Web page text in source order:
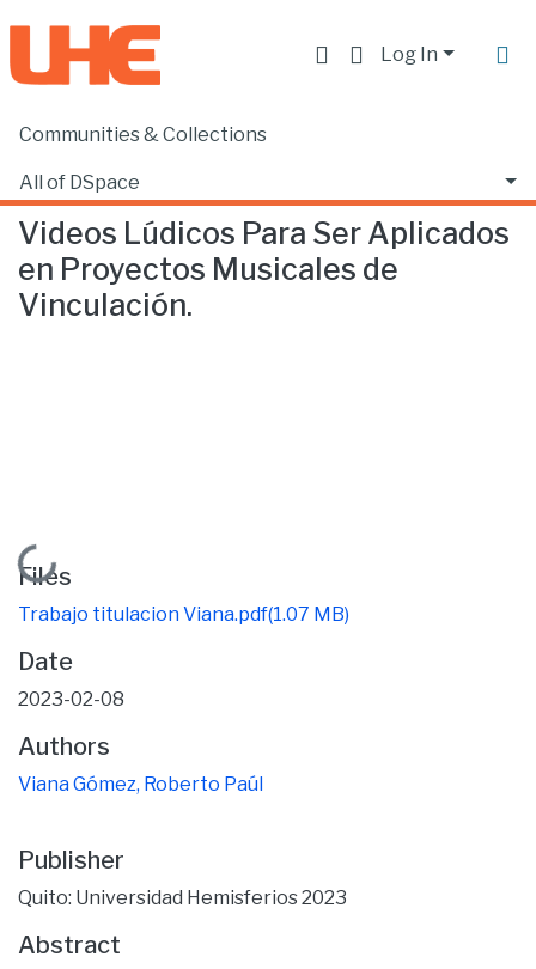
Log In
Communities & Collections
All of DSpace
Statistics
Home Escuela de Música
Videos Lúdicos Para Ser Aplicados
en Proyectos Musicales de
Vinculación.
Loading...
Files
Trabajo titulacion Viana.pdf(1.07 MB)
Date
2023-02-08
Authors
Viana Gómez, Roberto Paúl
Publisher
Quito: Universidad Hemisferios 2023
Abstract